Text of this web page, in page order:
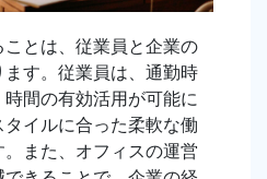
とは、従業員と企業の
す。従業員は、通勤時
間の有効活用が可能に
イルに合った柔軟な働
また、オフィスの運営